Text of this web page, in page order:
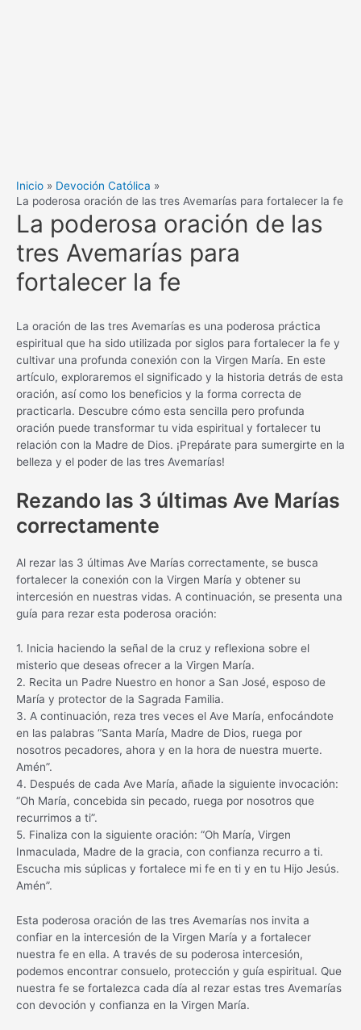
Inicio
Devoción Católica
La poderosa oración de las tres Avemarías para fortalecer la fe
La poderosa oración de las
tres Avemarías para
fortalecer la fe
La oración de las tres Avemarías es una poderosa práctica
espiritual que ha sido utilizada por siglos para fortalecer la fe y
cultivar una profunda conexión con la Virgen María. En este
artículo, exploraremos el significado y la historia detrás de esta
oración, así como los beneficios y la forma correcta de
practicarla. Descubre cómo esta sencilla pero profunda
oración puede transformar tu vida espiritual y fortalecer tu
relación con la Madre de Dios. ¡Prepárate para sumergirte en la
belleza y el poder de las tres Avemarías!
Rezando las 3 últimas Ave Marías
correctamente
Al rezar las 3 últimas Ave Marías correctamente, se busca
fortalecer la conexión con la Virgen María y obtener su
intercesión en nuestras vidas. A continuación, se presenta una
guía para rezar esta poderosa oración:
1. Inicia haciendo la señal de la cruz y reflexiona sobre el
misterio que deseas ofrecer a la Virgen María.
2. Recita un Padre Nuestro en honor a San José, esposo de
María y protector de la Sagrada Familia.
3. A continuación, reza tres veces el Ave María, enfocándote
en las palabras “Santa María, Madre de Dios, ruega por
nosotros pecadores, ahora y en la hora de nuestra muerte.
Amén”.
4. Después de cada Ave María, añade la siguiente invocación:
“Oh María, concebida sin pecado, ruega por nosotros que
recurrimos a ti”.
5. Finaliza con la siguiente oración: “Oh María, Virgen
Inmaculada, Madre de la gracia, con confianza recurro a ti.
Escucha mis súplicas y fortalece mi fe en ti y en tu Hijo Jesús.
Amén”.
Esta poderosa oración de las tres Avemarías nos invita a
confiar en la intercesión de la Virgen María y a fortalecer
nuestra fe en ella. A través de su poderosa intercesión,
podemos encontrar consuelo, protección y guía espiritual. Que
nuestra fe se fortalezca cada día al rezar estas tres Avemarías
con devoción y confianza en la Virgen María.